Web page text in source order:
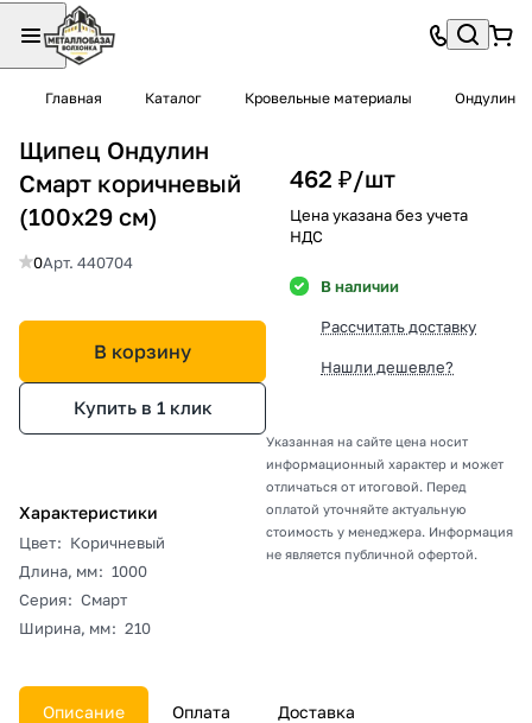
Главная Каталог Кровельные материалы Ондулин
Щипец Ондулин
Смарт коричневый
(100х29 см)
0Арт. 440704
В корзину
Купить в 1 клик
Характеристики
Цвет: Коричневый
Длина, мм: 1000
Серия: Смарт
Ширина, мм: 210
462 ₽/шт
Цена указана без учета
НДС
В наличии
Рассчитать доставку
Нашли дешевле?
Указанная на сайте цена носит
информационный характер и может
отличаться от итоговой. Перед
оплатой уточняйте актуальную
стоимость у менеджера. Информация
не является публичной офертой.
Описание Оплата Доставка